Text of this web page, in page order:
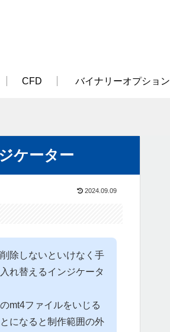
CFD バイナリーオプション
ケーター
2024.09.09
除しないといけなく手
れ替えるインジケータ
mt4ファイルをいじる
になると制作範囲の外